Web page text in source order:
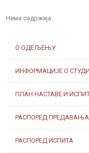
О ОДЕЉЕЊУ
ИНФОРМАЦИЈЕ О
ПЛАН НАСТАВЕ И
РАСПОРЕД ПРЕДАВАЊА
РАСПОРЕД ИСПИТА
Нема садржаја.